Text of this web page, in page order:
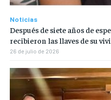
Noticias
Después de siete años de
recibieron las llaves de su
26 de julio de 2026